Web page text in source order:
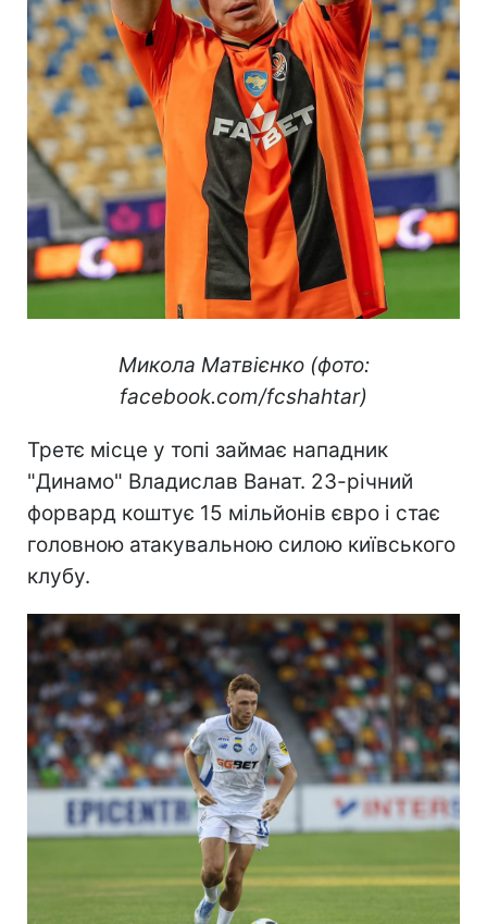
Микола Матвієнко (фото:
facebook.com/fcshahtar)
Третє місце у топі займає нападник
"Динамо" Владислав Ванат. 23-річний
форвард коштує 15 мільйонів євро і стає
головною атакувальною силою київського
клубу.